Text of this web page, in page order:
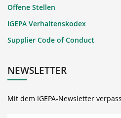
Offene Stellen
IGEPA Verhaltenskodex
Supplier Code of Conduct
NEWSLETTER
Mit dem IGEPA-Newsletter